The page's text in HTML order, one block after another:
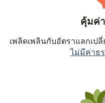
คุ้มค่
เพลิดเพลินกับอัตราแลกเป
ไม่มีค่าธ